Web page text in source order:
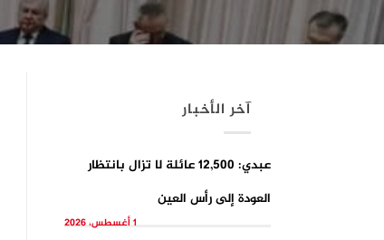
آخر الأخبار
عبدي: 12,500 عائلة لا تزال بانتظار
العودة إلى رأس العين
1 أغسطس، 2026